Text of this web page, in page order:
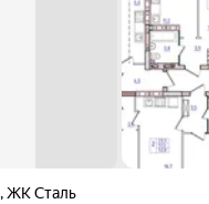
,ЖК Сталь